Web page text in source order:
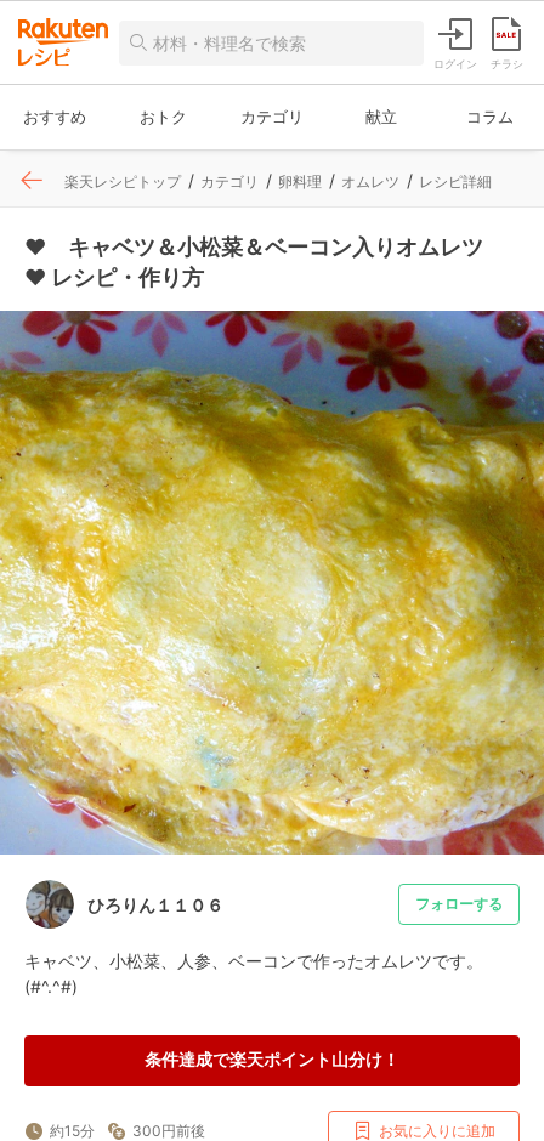
ログイン チラシ
おすすめ おトク カテゴリ 献立 コラム
楽天レシピトップ カテゴリ 卵料理 オムレツ レシピ詳細
♥ キャベツ＆小松菜＆ベーコン入りオムレツ
♥ レシピ・作り方
ひろりん１１０６ フォローする
キャベツ、小松菜、人参、ベーコンで作ったオムレツです。
(#^.^#)
条件達成で楽天ポイント山分け！
約15分 300円前後 お気に入りに追加